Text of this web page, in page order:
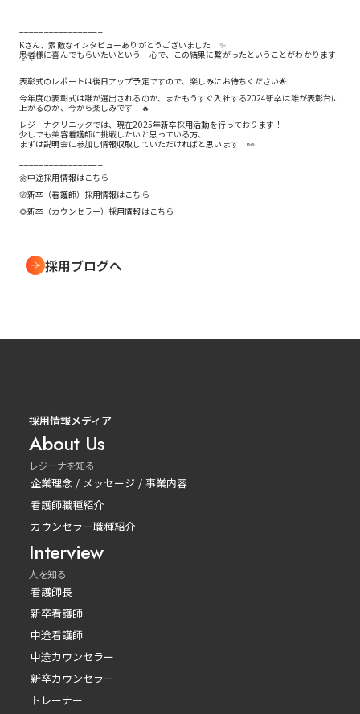
Kさん、素敵なインタビューありがとうございました！✨
患者様に喜んでもらいたいという一心で、この結果に繫がったということがわかります
＾＾
表彰式のレポートは後日アップ予定ですので、楽しみにお待ちください🌟
今年度の表彰式は誰が選出されるのか、またもうすぐ入社する2024新卒は誰が表彰台に
上がるのか、今から楽しみです！🔥
レジーナクリニックでは、現在2025年新卒採用活動を行っております！
少しでも美容看護師に挑戦したいと思っている方、
まずは説明会に参加し情報収取していただければと思います！👀
🌼中途採用情報はこちら
🌸新卒（看護師）採用情報はこちら
🌻新卒（カウンセラー）採用情報はこちら
採用ブログへ
採用情報メディア
About Us
レジーナを知る
企業理念 / メッセージ / 事業内容
看護師職種紹介
カウンセラー職種紹介
Interview
人を知る
看護師長
新卒看護師
中途看護師
中途カウンセラー
新卒カウンセラー
トレーナー